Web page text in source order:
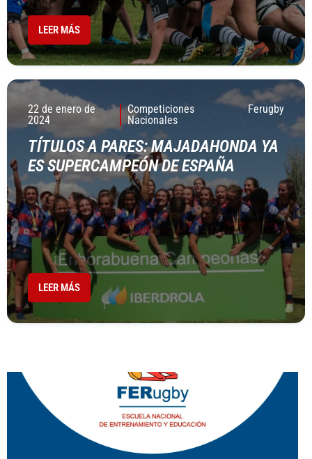
LEER MÁS
22 de enero de
2024
Competiciones
Nacionales
Ferugby
TÍTULOS A PARES: MAJADAHONDA YA
ES SUPERCAMPEÓN DE ESPAÑA
LEER MÁS